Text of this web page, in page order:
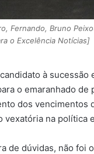
Fernando, Bruno
o Excelência Notícias]
à
o emaranhado
dos
vexatória na política
de dúvidas, não